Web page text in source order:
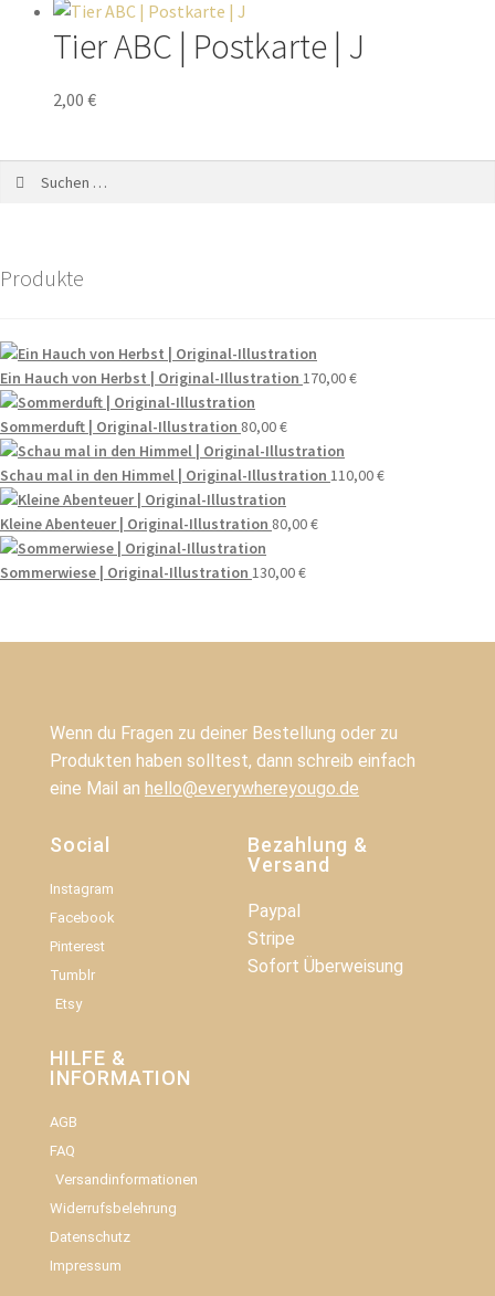
Tier ABC | Postkarte | J
2,00 €
Produkte
Ein Hauch von Herbst | Original-Illustration 170,00€
Sommerduft | Original-Illustration 80,00€
Schau mal in den Himmel | Original-Illustration 110,00€
Kleine Abenteuer | Original-Illustration 80,00€
Sommerwiese | Original-Illustration 130,00€
Wenn du Fragen zu deiner Bestellung oder zu
Produkten haben solltest, dann schreib einfach
eine Mail an hello@everywhereyougo.de
Social
Instagram
Facebook
Pinterest
Tumblr
Etsy
Bezahlung &
Versand
Paypal
Stripe
Sofort Überweisung
HILFE &
INFORMATION​
AGB
FAQ
Versandinformationen
Widerrufsbelehrung
Datenschutz
Impressum